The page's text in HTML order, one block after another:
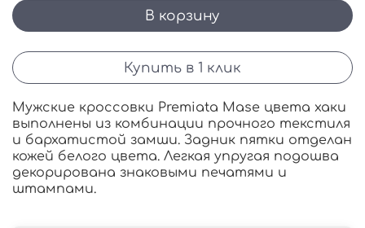
В корзину
Купить в 1 клик
Мужские кроссовки Premiata Mase цвета хаки
выполнены из комбинации прочного текстиля
и бархатистой замши. Задник пятки отделан
кожей белого цвета. Легкая упругая подошва
декорирована знаковыми печатями и
штампами.